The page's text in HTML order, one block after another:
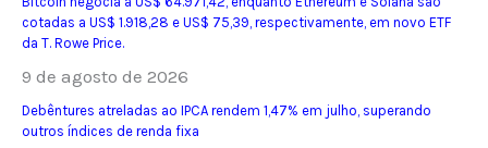
cotadas a US$ 1.918,28 e US$ 75,39, respectivamente, em novo ETF
da T. Rowe Price.
9 de agosto de 2026
Debêntures atreladas ao IPCA rendem 1,47% em julho, superando
outros índices de renda fixa